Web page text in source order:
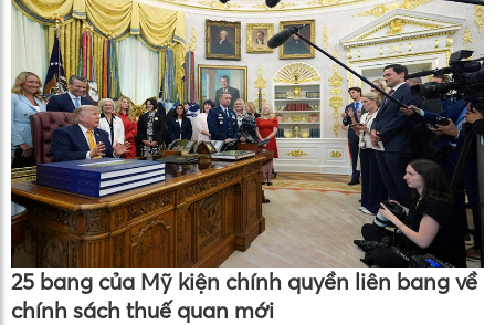
25 bang của Mỹ kiện chính quyền liên bang về
chính sách thuế quan mới